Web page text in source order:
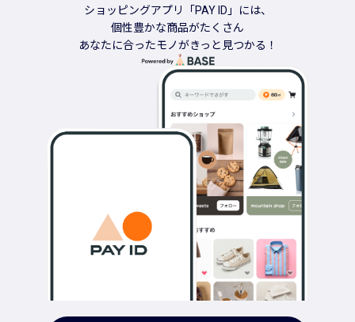
ショッピングアプリ「PAY ID」には、
個性豊かな商品がたくさん
あなたに合ったモノがきっと見つかる！